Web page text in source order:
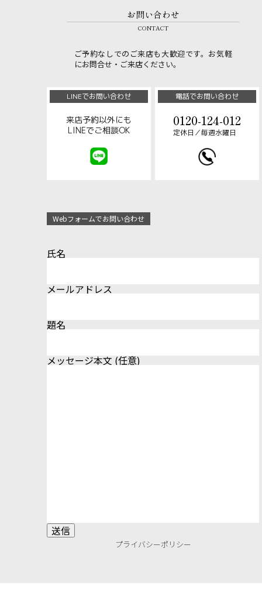
お問い合わせ
CONTACT
ご予約なしでのご来店も大歓迎です。お気軽
にお問合せ・ご来店ください。
LINEでお問い合わせ
来店予約以外にも
LINEでご相談OK
電話でお問い合わせ
0120-124-012
定休日／毎週水曜日
Webフォームでお問い合わせ
氏名
メールアドレス
題名
メッセージ本文 (任意)
プライバシーポリシー